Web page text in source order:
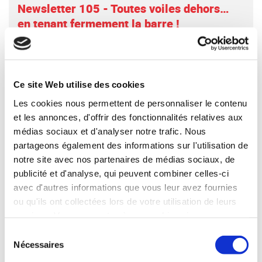
Ce site Web utilise des cookies
Les cookies nous permettent de personnaliser le contenu
et les annonces, d'offrir des fonctionnalités relatives aux
médias sociaux et d'analyser notre trafic. Nous
partageons également des informations sur l'utilisation de
notre site avec nos partenaires de médias sociaux, de
publicité et d'analyse, qui peuvent combiner celles-ci
avec d'autres informations que vous leur avez fournies
ou qu'ils ont collectées lors de votre utilisation de leurs
Nécessaires
Newsletter 105 - Toutes voiles dehors…
en tenant fermement la barre !
LIRE L'ACTUALITÉ
Newsletter 104 - Maintenir le cap :
l’horizon se dégage
LIRE L'ACTUALITÉ